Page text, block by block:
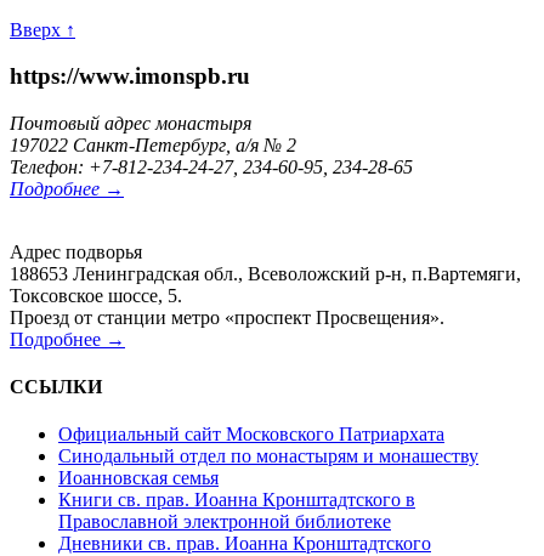
Вверх ↑
https://www.imonspb.ru
Почтовый адрес монастыря
197022 Санкт-Петербург, а/я № 2
Телефон: +7-812-234-24-27, 234-60-95, 234-28-65
Подробнее →
Адрес подворья
188653 Ленинградская обл., Всеволожский р-н, п.Вартемяги,
Токсовское шоссе, 5.
Проезд от станции метро «проспект Просвещения».
Подробнее →
ССЫЛКИ
Официальный сайт Московского Патриархата
Синодальный отдел по монастырям и монашеству
Иоанновская семья
Книги св. прав. Иоанна Кронштадтского в
Православной электронной библиотеке
Дневники св. прав. Иоанна Кронштадтского